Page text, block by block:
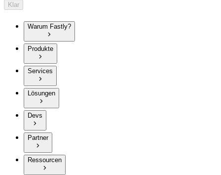
Klar
Warum Fastly?
Produkte
Services
Lösungen
Devs
Partner
Ressourcen